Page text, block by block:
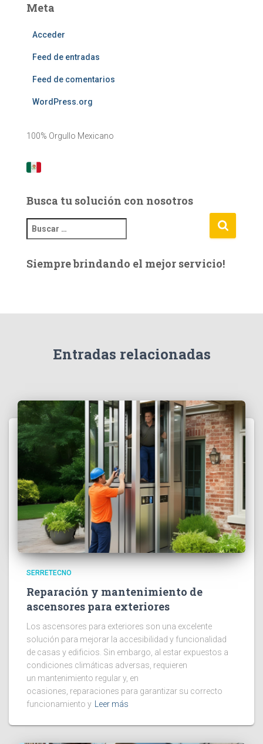
Meta
Acceder
Feed de entradas
Feed de comentarios
WordPress.org
100% Orgullo Mexicano
Busca tu solución con nosotros
u
c
Siempre brindando el mejor servicio!
Entradas relacionadas
SERRETECNO
Reparación y mantenimiento de
ascensores para exteriores
Los ascensores para exteriores son una excelente
solución para mejorar la accesibilidad y funcionalidad
de casas y edificios. Sin embargo, al estar expuestos a
condiciones climáticas adversas, requieren
un mantenimiento regular y, en
ocasiones, reparaciones para garantizar su correcto
funcionamiento y
Leer más